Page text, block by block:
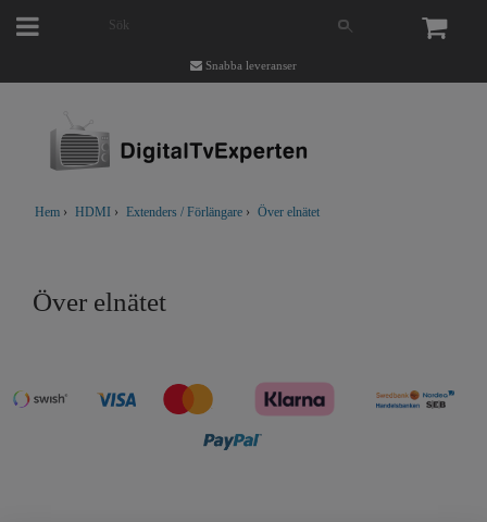
Snabba leveranser
Hem › HDMI › Extenders / Förlängare › Över elnätet
Över elnätet